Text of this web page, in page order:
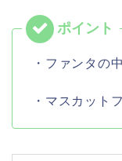
・ファンタの
・マスカット